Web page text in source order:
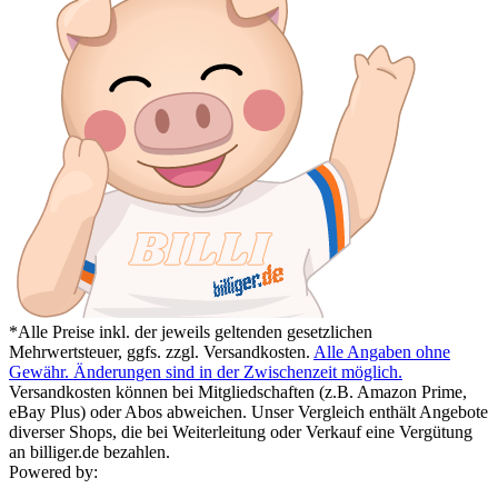
*Alle Preise inkl. der jeweils geltenden gesetzlichen
Mehrwertsteuer, ggfs. zzgl. Versandkosten. Alle Angaben ohne
Gewähr. Änderungen sind in der Zwischenzeit möglich.
Versandkosten können bei Mitgliedschaften (z.B. Amazon Prime,
eBay Plus) oder Abos abweichen. Unser Vergleich enthält Angebote
diverser Shops, die bei Weiterleitung oder Verkauf eine Vergütung
an billiger.de bezahlen.
Powered by: